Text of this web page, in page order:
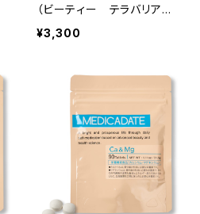
（ビーティー テラバリアク
リーム)
¥3,300